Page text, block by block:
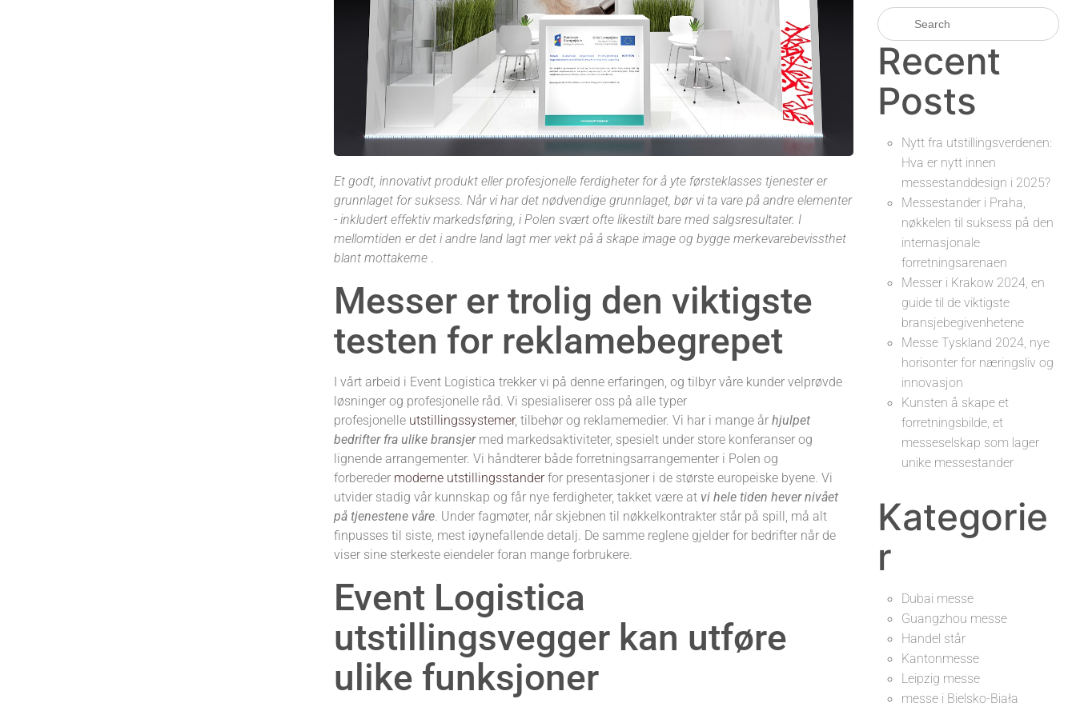
Et godt, innovativt produkt eller profesjonelle ferdigheter for å yte førsteklasses tjenester er
grunnlaget for suksess. Når vi har det nødvendige grunnlaget, bør vi ta vare på andre elementer
- inkludert effektiv markedsføring, i Polen svært ofte likestilt bare med salgsresultater. I
mellomtiden er det i andre land lagt mer vekt på å skape image og bygge merkevarebevissthet
blant mottakerne
Messer er trolig den viktigste
testen for reklamebegrepet
I vårt arbeid i Event Logistica trekker vi på denne erfaringen, og tilbyr våre kunder velprøvde
løsninger og profesjonelle råd. Vi spesialiserer oss på alle typer
profesjonelle utstillingssystemer, tilbehør og reklamemedier. Vi har i mange århjulpet
bedrifter fra ulike bransjermed markedsaktiviteter, spesielt under store konferanser og
lignende arrangementer. Vi håndterer både forretningsarrangementer i Polen og
forbereder moderne utstillingsstanderfor presentasjoner i de største europeiske byene. Vi
utvider stadig vår kunnskap og får nye ferdigheter, takket være at vi hele tiden hever nivået
på tjenestene våre . Under fagmøter, når skjebnen til nøkkelkontrakter står på spill, må alt
finpusses til siste, mest iøynefallende detalj. De samme reglene gjelder for bedrifter når de
viser sine sterkeste eiendeler foran mange forbrukere.
Event Logistica
utstillingsvegger kan utføre
ulike funksjoner
Recent
Posts
Nytt fra utstillingsverdenen:
Hva er nytt innen
messestanddesign i 2025?
Messestander i Praha,
nøkkelen til suksess på den
internasjonale
forretningsarenaen
Messer i Krakow 2024, en
guide til de viktigste
bransjebegivenhetene
Messe Tyskland 2024, nye
horisonter for næringsliv og
innovasjon
Kunsten å skape et
forretningsbilde, et
messeselskap som lager
unike messestander
Kategorie
r
Dubai messe
Guangzhou messe
Handel står
Kantonmesse
Leipzig messe
messe i Bielsko-Biała